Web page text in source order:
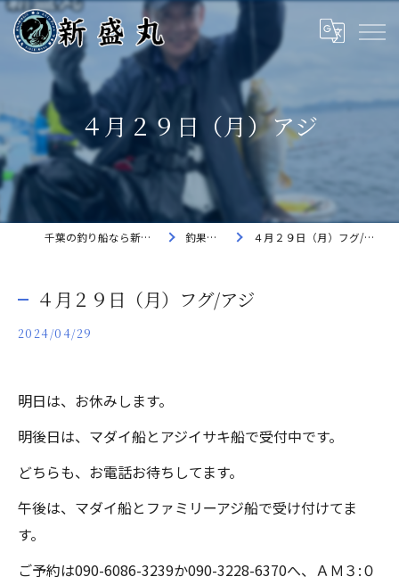
４月２９日（月）アジ
千葉の釣り船なら新盛丸 釣果速報 ４月２９日（月）フグ/アジ
４月２９日（月）フグ/アジ
2024/04/29
明日は、お休みします。
明後日は、マダイ船とアジイサキ船で受付中です。
どちらも、お電話お待ちしてます。
午後は、マダイ船とファミリーアジ船で受け付けてま
す。
ご予約は090-6086-3239か090-3228-6370へ、ＡＭ３:０